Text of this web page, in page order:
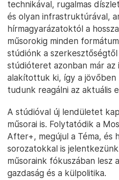
technikával, rugalmas
és olyan infrastruktúrával,
hírmagyarázatoktól a
műsorokig minden
stúdiónk a
stúdióteret azonban már
alakítottuk ki, így a jövőben
tudunk reagálni az aktuális
A stúdióval új lendületet
műsorai is. Folytatódik a
After+, megújul a Téma, és
sorozatokkal is
műsoraink fókuszában lesz
gazdaság és a külpolitika.